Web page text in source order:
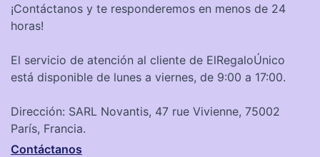
¡Contáctanos y te responderemos en menos de 24
horas!
El servicio de atención al cliente de ElRegaloÚnico
está disponible de lunes a viernes, de 9:00 a 17:00.
Dirección: SARL Novantis, 47 rue Vivienne, 75002
París, Francia.
Contáctanos